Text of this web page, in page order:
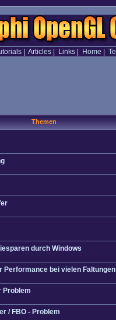
| Articles| Links| Home
Themen
durch Windows
Performance bei vielen Faltungen
Problem
/ FBO - Problem